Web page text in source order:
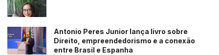
Antonio Peres Junior lança livro sobre
Direito, empreendedorismo e a conexão
entre Brasil e Espanha